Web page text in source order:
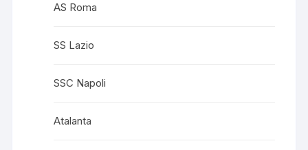
AS Roma
SS Lazio
SSC Napoli
Atalanta